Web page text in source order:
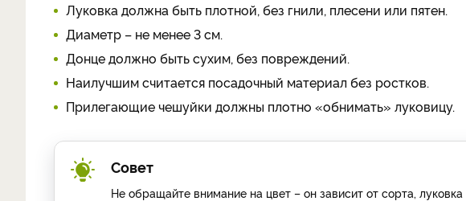
Луковка должна быть плотной, без гнили, плесени или пятен.
Диаметр – не менее 3 см.
Донце должно быть сухим, без повреждений.
Наилучшим считается посадочный материал без ростков.
Прилегающие чешуйки должны плотно «обнимать» луковицу.
Совет
Не обращайте внимание на цвет – он зависит от сорта,